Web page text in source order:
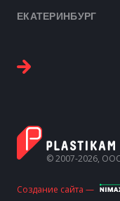
ЕКАТЕРИНБУРГ
© 2007-2026,
Создание сайта —